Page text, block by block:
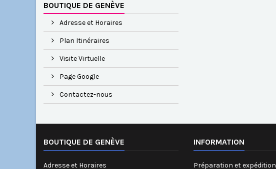
BOUTIQUE DE GENÈVE
Adresse et Horaires
Plan Itinéraires
Visite Virtuelle
Page Google
Contactez-nous
BOUTIQUE DE GENÈVE
Adresse et Horaires
INFORMATION
Préparation et expédition